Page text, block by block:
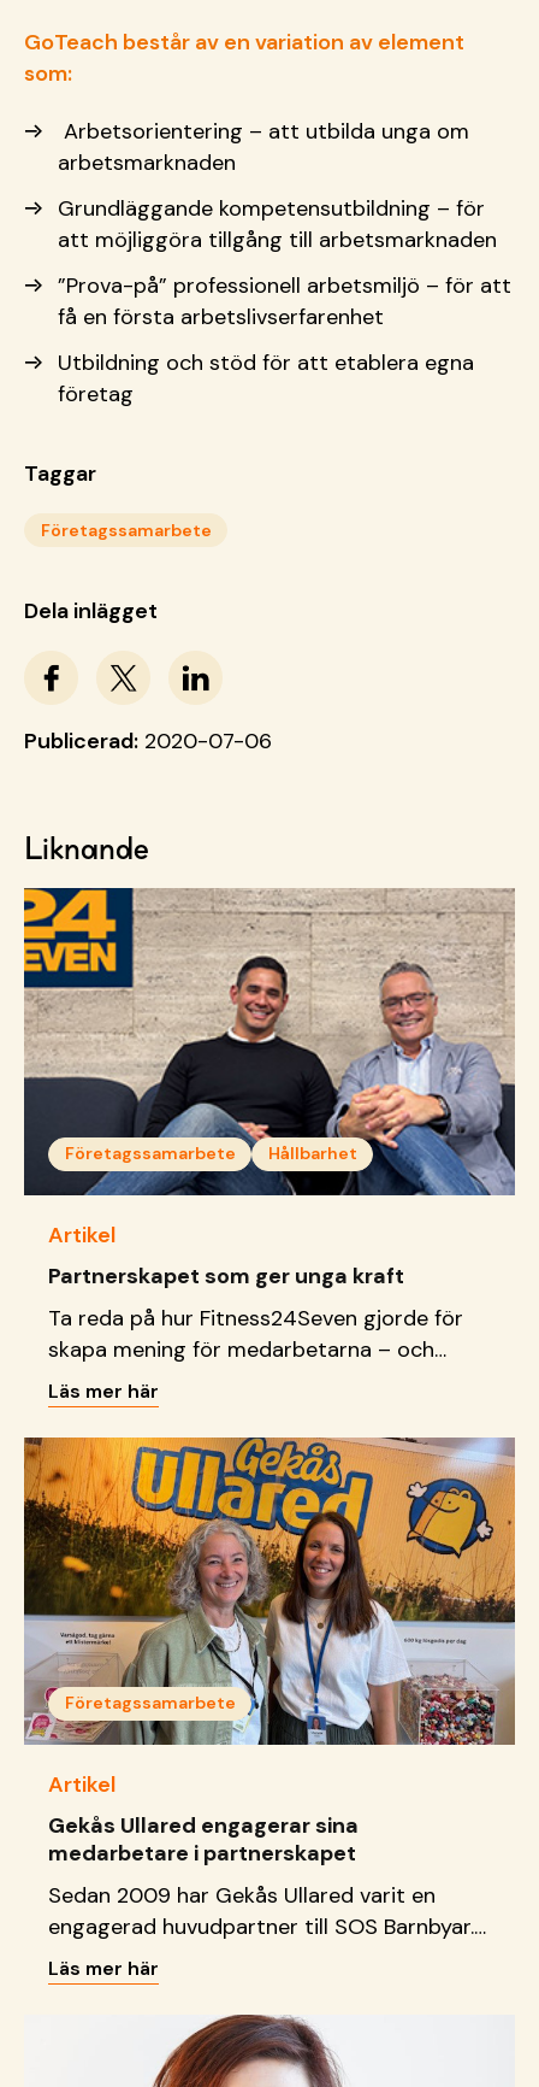
GoTeach består av en variation av element
som:
Arbetsorientering – att utbilda unga om
arbetsmarknaden
Grundläggande kompetensutbildning – för
att möjliggöra tillgång till arbetsmarknaden
”Prova-på” professionell arbetsmiljö – för att
få en första arbetslivserfarenhet
Utbildning och stöd för att etablera egna
företag
Taggar
Företagssamarbete
Dela inlägget
Publicerad: 2020-07-06
Liknande
Företagssamarbete Hållbarhet
Artikel
Partnerskapet som ger unga kraft
Ta reda på hur Fitness24Seven gjorde för
skapa mening för medarbetarna – och
samtidigt göra skillnad för unga.
Läs mer här
Företagssamarbete
Artikel
Gekås Ullared engagerar sina
medarbetare i partnerskapet
Sedan 2009 har Gekås Ullared varit en
engagerad huvudpartner till SOS Barnbyar.
Genom sitt långsiktiga stöd bidrar
företaget till familjestärkande insatser i
Bangladesh och till det viktiga arbetet i
Ukraina. Hos Gekås Ullared spelar socialt
Läs mer här